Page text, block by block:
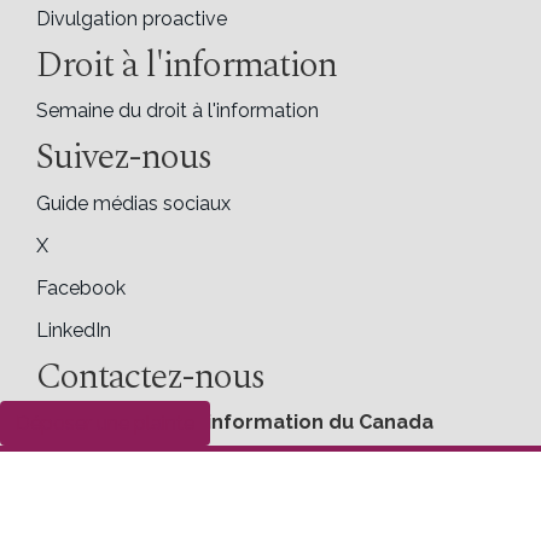
Divulgation proactive
Droit à l'information
Semaine du droit à l'information
Suivez-nous
Guide médias sociaux
X
Facebook
LinkedIn
Contactez-nous
Commissariat à l'information du Canada